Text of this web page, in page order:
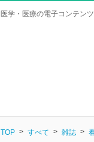
医学・医療の電子コンテン
TOP すべて 雑誌